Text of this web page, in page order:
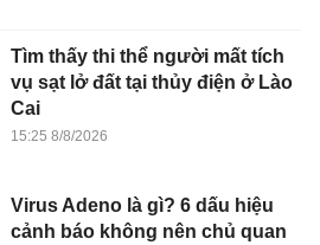
Tìm thấy thi thể người mất tích
vụ sạt lở đất tại thủy điện ở Lào
Cai
15:25 8/8/2026
Virus Adeno là gì? 6 dấu hiệu
cảnh báo không nên chủ quan